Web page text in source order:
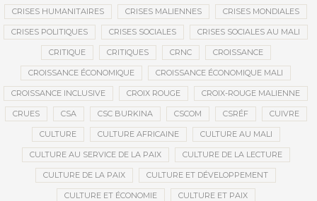
CRISES HUMANITAIRES CRISES MALIENNES CRISES MONDIALES
CRISES POLITIQUES CRISES SOCIALES CRISES SOCIALES AU MALI
CRITIQUE CRITIQUES CRNC CROISSANCE
CROISSANCE ÉCONOMIQUE CROISSANCE ÉCONOMIQUE MALI
CROISSANCE INCLUSIVE CROIX ROUGE CROIX-ROUGE MALIENNE
CRUES CSA CSC BURKINA CSCOM CSRÉF CUIVRE
CULTURE CULTURE AFRICAINE CULTURE AU MALI
CULTURE AU SERVICE DE LA PAIX CULTURE DE LA LECTURE
CULTURE DE LA PAIX CULTURE ET DÉVELOPPEMENT
CULTURE ET ÉCONOMIE CULTURE ET PAIX